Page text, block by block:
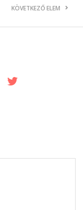
KÖVETKEZŐ ELEM